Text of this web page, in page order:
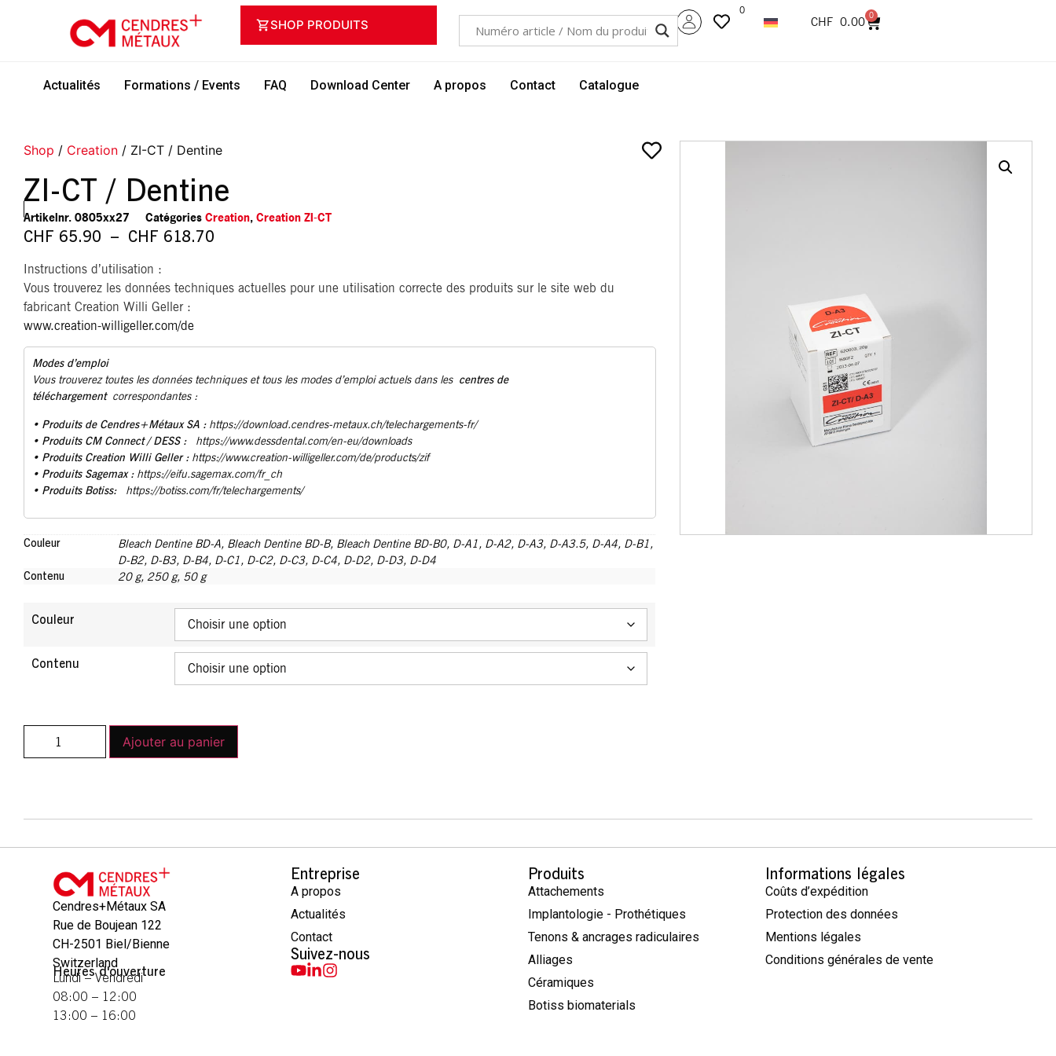
SHOP PRODUITS
0
CHF 0.00
0
Actualités Formations / Events FAQ Download Center A propos Contact Catalogue
Shop / Creation / ZI-CT / Dentine
ZI-CT / Dentine
Artikelnr. 0805xx27 Catégories Creation, Creation ZI-CT
CHF 65.90 – CHF 618.70
Instructions d’utilisation :
Vous trouverez les données techniques actuelles pour une utilisation correcte des produits sur le site web du
fabricant Creation Willi Geller :
www.creation-willigeller.com/de
Modes d’emploi
Vous trouverez toutes les données techniques et tous les modes d’emploi actuels dans les centres de
téléchargementcorrespondantes :
• Produits de Cendres+Métaux SA : https://download.cendres-metaux.ch/telechargements-fr/
• Produits CM Connect / DESS :
https://www.dessdental.com/en-eu/downloads
• Produits Creation Willi Geller : https://www.creation-willigeller.com/de/products/zif
• Produits Sagemax : https://eifu.sagemax.com/fr_ch
• Produits Botiss: https://botiss.com/fr/telechargements/
Couleur Bleach Dentine BD-A, Bleach Dentine BD-B, Bleach Dentine BD-B0, D-A1, D-A2, D-A3, D-A3.5, D-A4, D-B1,
D-B2, D-B3, D-B4, D-C1, D-C2, D-C3, D-C4, D-D2, D-D3, D-D4
Contenu 20 g, 250 g, 50 g
Couleur
Contenu
Ajouter au panier
Cendres+Métaux SA
Rue de Boujean 122
CH-2501 Biel/Bienne
Switzerland
Heures d'ouverture
Lundi – Vendredi
08:00 – 12:00
13:00 – 16:00
Entreprise
A propos
Actualités
Contact
Suivez-nous
Produits
Attachements
Implantologie - Prothétiques
Tenons & ancrages radiculaires
Alliages
Céramiques
Botiss biomaterials
Informations légales
Coûts d’expédition
Protection des données
Mentions légales
Conditions générales de vente